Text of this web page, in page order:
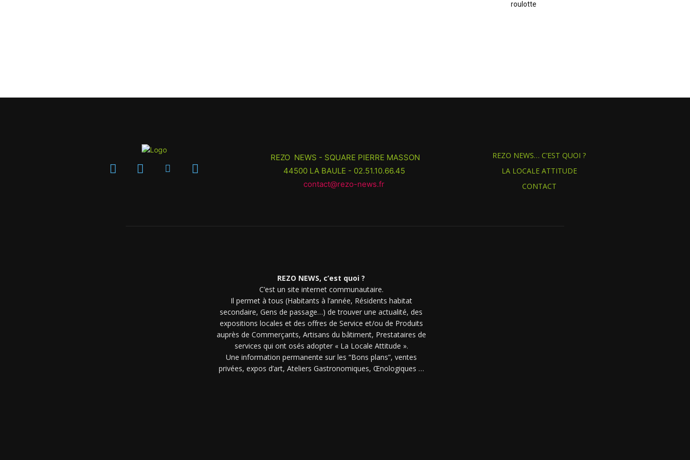
roulotte
REZO NEWS - SQUARE PIERRE MASSON
44500 LA BAULE - 02.51.10.66.45
contact@rezo-news.fr
REZO NEWS… C’EST QUOI ?
LA LOCALE ATTITUDE
CONTACT
REZO NEWS, c’est quoi ?
C’est un site internet communautaire.
Il permet à tous (Habitants à l’année, Résidents habitat
secondaire, Gens de passage…) de trouver une actualité, des
expositions locales et des offres de Service et/ou de Produits
auprès de Commerçants, Artisans du bâtiment, Prestataires de
services qui ont osés adopter « La Locale Attitude ».
Une information permanente sur les “Bons plans”, ventes
privées, expos d’art, Ateliers Gastronomiques, Œnologiques …